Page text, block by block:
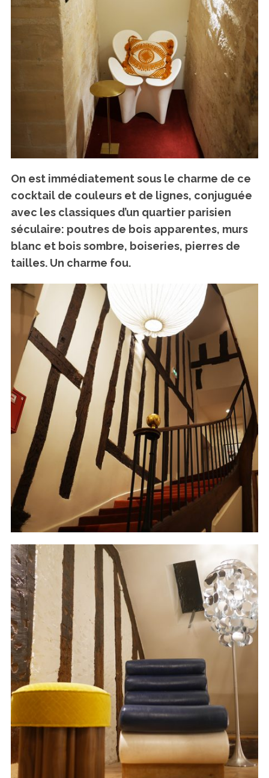
On est immédiatement sous le charme de ce
cocktail de couleurs et de lignes, conjuguée
avec les classiques d’un quartier parisien
séculaire: poutres de bois apparentes, murs
blanc et bois sombre, boiseries, pierres de
tailles. Un charme fou.